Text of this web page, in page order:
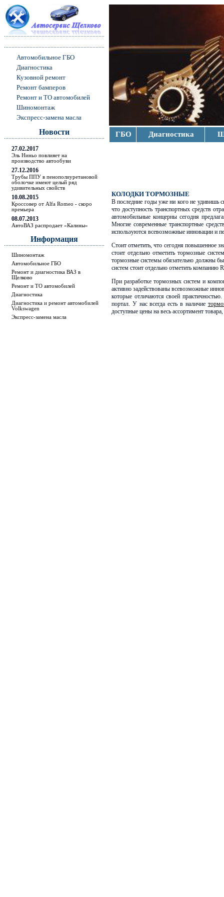
Автомобильное ГБО
Диагностика
Кузовной ремонт
Ремонт бамперов
Ремонт и ТО автомобилей
Шиномонтаж
Экспресс-замена масла
Новости
27.02.2017
Эль Ниньо повлияет на
производство автообуви
27.12.2016
Трубы ППУ в пенополиуретановой
оболочке имеют целый ряд
удивительных свойств
10.08.2015
Кроссовер от Alfa Romeo - скоро
премьера
08.07.2013
АвтоВАЗ распродает «Калины»
Информация
Шиномонтаж
Автомобильное ГБО
Ремонт и диагностика ВАЗ в
Щелково
Ремонт и ТО автомобилей
Диагностика
Диагностика и ремонт автомобилей
Volkswagen
Экспресс-замена масла
ГБО Диагностика
КОЛОДКИ ТОРМОЗНЫЕ
В последние годы уже ни кого не удивишь
что доступность транспортных средств
автомобильные концерны сегодня
Многие современные транспортные
используются всевозможные инновации и
Стоит отметить, что сегодня повышенное
стоит отдельно отметить тормозные
тормозные системы обязательно должны
систем стоит отдельно отметить компанию
При разработке тормозных систем и
активно задействованы всевозможные
которые отличаются своей
портал. У нас всегда есть в наличие
доступные цены на весь ассортимент